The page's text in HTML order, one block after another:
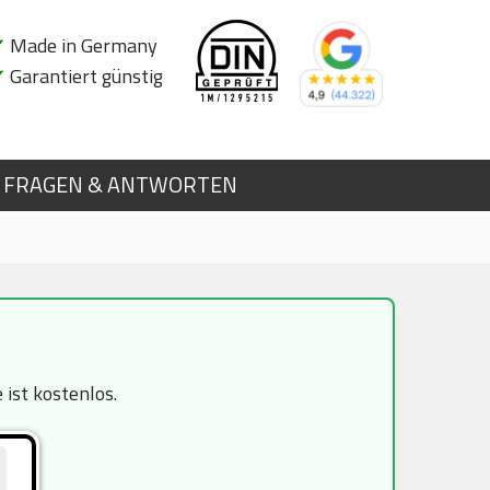
Made in Germany
Garantiert günstig
FRAGEN & ANTWORTEN
ist kostenlos.